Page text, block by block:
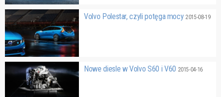
Volvo Polestar, czyli potęga mocy2015-08-19
Nowe diesle w Volvo S60 i V60 2015-04-16